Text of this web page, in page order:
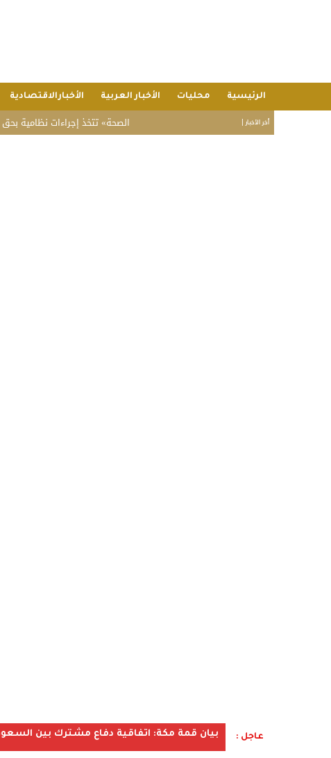
الرئيسية محليات الأخبار العربية الأخبارالاقتصادية
أخر الأخبار | «الصحة» تتخذ إجراءات نظامية بحق
عاجل : بيان قمة مكة: اتفاقية دفاع مشترك بين